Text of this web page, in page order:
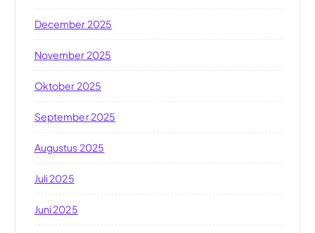
December 2025
November 2025
Oktober 2025
September 2025
Augustus 2025
Juli 2025
Juni 2025